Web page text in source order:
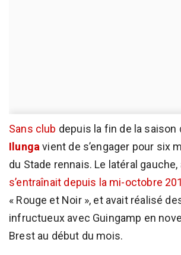
Sans club depuis la fin de la saison
Ilunga vient de s’engager pour six
du Stade rennais. Le latéral gauche,
s’entraînait depuis la mi-octobre
« Rouge et Noir », et avait réalisé
infructueux avec Guingamp en
Brest au début du mois.